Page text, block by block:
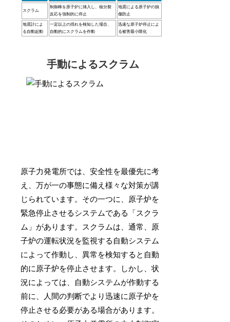
スクラム
制御棒を原子炉に挿入し、核分裂
反応を強制的に停止
地震による原子炉の損
傷防止
地震計によ
る自動起動
一定以上の揺れを検知した場合、
自動的にスクラムを作動
迅速な原子炉停止によ
る被害最小限化
手動によるスクラム
原子力発電所では、安全性を最優先に考
え、万が一の事態に備え様々な対策が講
じられています。その一つに、原子炉を
緊急停止させるシステムである「スクラ
ム」があります。スクラムは、通常、原
子炉の運転状況を監視する自動システム
によって作動し、異常を検知すると自動
的に原子炉を停止させます。しかし、状
況によっては、自動システムが作動する
前に、人間の判断でより迅速に原子炉を
停止させる必要がある場合があります。